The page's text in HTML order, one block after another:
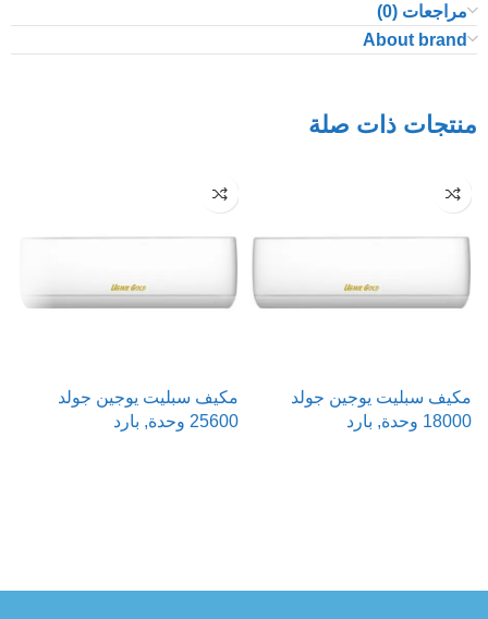
مراجعات (0)
About brand
منتجات ذات صلة
مكيف سبليت يوجين جولد
18000 وحدة, بارد
مكيف سبليت يوجين جولد
25600 وحدة, بارد